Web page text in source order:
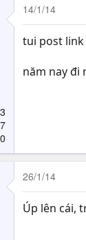
0
14/1/14
tui post link
năm nay đi
26/1/14
Úp lên cái,